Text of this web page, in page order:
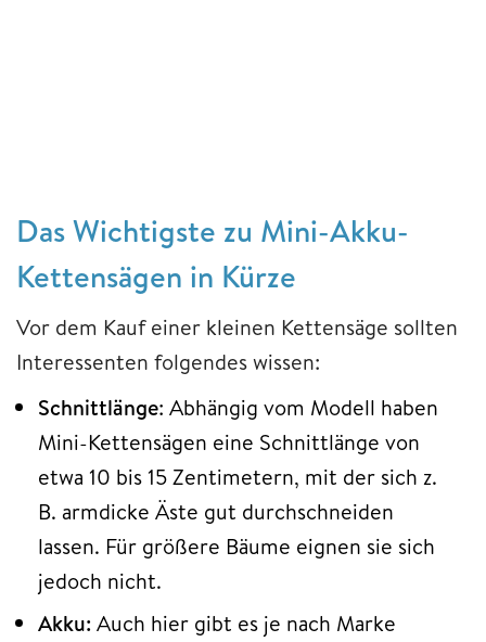
Das Wichtigste zu Mini-Akku-
Kettensägen in Kürze
Vor dem Kauf einer kleinen Kettensäge sollten
Interessenten folgendes wissen:
Schnittlänge: Abhängig vom Modell haben
Mini-Kettensägen eine Schnittlänge von
etwa 10 bis 15 Zentimetern, mit der sich z.
B. armdicke Äste gut durchschneiden
lassen. Für größere Bäume eignen sie sich
jedoch nicht.
Akku: Auch hier gibt es je nach Marke